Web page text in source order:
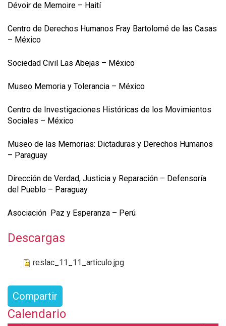
Dévoir de Memoire – Haití
Centro de Derechos Humanos Fray Bartolomé de las Casas
– México
Sociedad Civil Las Abejas – México
Museo Memoria y Tolerancia – México
Centro de Investigaciones Históricas de los Movimientos
Sociales – México
Museo de las Memorias: Dictaduras y Derechos Humanos
– Paraguay
Dirección de Verdad, Justicia y Reparación – Defensoría
del Pueblo – Paraguay
Asociación Paz y Esperanza – Perú
Descargas
reslac_11_11_articulo.jpg
Compartir
Calendario